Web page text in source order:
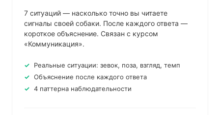
7 ситуаций — насколько точно вы читаете
сигналы своей собаки. После каждого ответа —
короткое объяснение. Связан с курсом
«Коммуникация».
Реальные ситуации: зевок, поза, взгляд, темп
Объяснение после каждого ответа
4 паттерна наблюдательности